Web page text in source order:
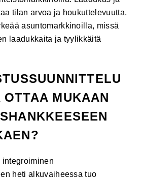
tilan arvoa ja houkuttelevuutta.
asuntomarkkinoilla, missä
laadukkaita ja tyylikkäitä
OTTAA MUKAAN
heti alkuvaiheessa tuo